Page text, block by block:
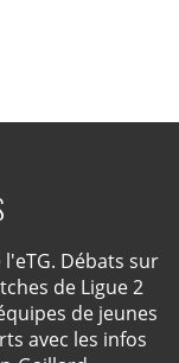
Débats sur
de Ligue 2
de jeunes
avec les infos